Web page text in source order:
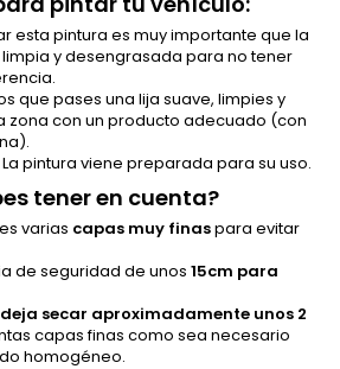
esta pintura es muy importante que la
y desengrasada para no tener
que pases una lija suave, limpies y
zona con un producto adecuado (con
La pintura viene preparada para su uso.
tener en cuenta?
varias capas muy finaspara evitar
de seguridad de unos 15cm para
deja secar aproximadamente unos 2
capas finas como sea necesario
homogéneo.